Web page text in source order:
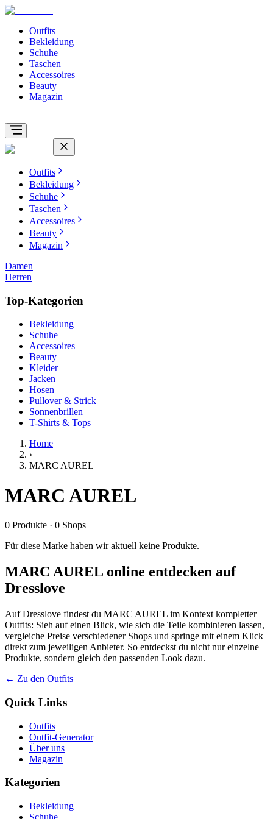
Outfits
Bekleidung
Schuhe
Taschen
Accessoires
Beauty
Magazin
Outfits
Bekleidung
Schuhe
Taschen
Accessoires
Beauty
Magazin
Damen
Herren
Top-Kategorien
Bekleidung
Schuhe
Accessoires
Beauty
Kleider
Jacken
Hosen
Pullover & Strick
Sonnenbrillen
T-Shirts & Tops
Home
›
MARC AUREL
MARC AUREL
0 Produkte · 0 Shops
Für diese Marke haben wir aktuell keine Produkte.
MARC AUREL online entdecken auf
Dresslove
Auf Dresslove findest du MARC AUREL im Kontext kompletter
Outfits: Sieh auf einen Blick, wie sich die Teile kombinieren lassen,
vergleiche Preise verschiedener Shops und springe mit einem Klick
direkt zum jeweiligen Anbieter. So entdeckst du nicht nur einzelne
Produkte, sondern gleich den passenden Look dazu.
← Zu den Outfits
Quick Links
Outfits
Outfit-Generator
Über uns
Magazin
Kategorien
Bekleidung
Schuhe